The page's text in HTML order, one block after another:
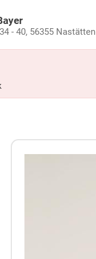
- 40, 56355 Nastätten